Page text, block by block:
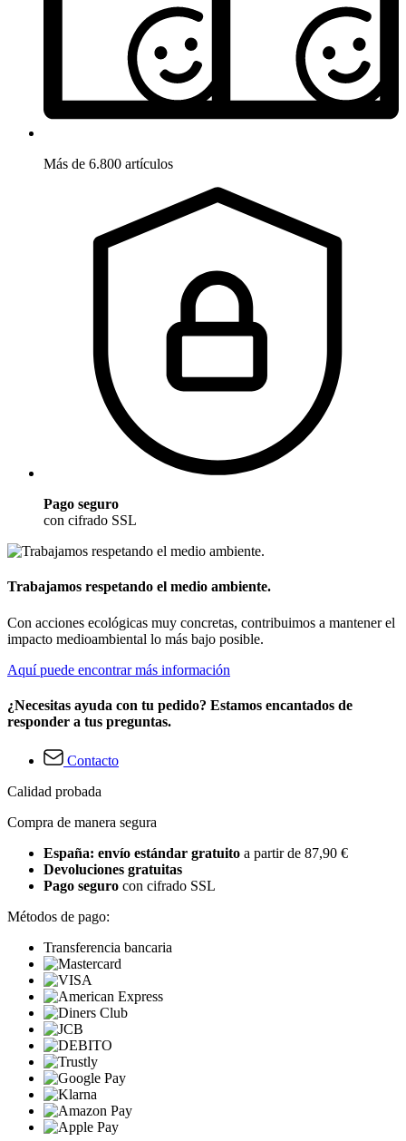
Más de 6.800 artículos
Pago seguro
con cifrado SSL
Trabajamos respetando el medio ambiente.
Con acciones ecológicas muy concretas, contribuimos a mantener el
impacto medioambiental lo más bajo posible.
Aquí puede encontrar más información
¿Necesitas ayuda con tu pedido? Estamos encantados de
responder a tus preguntas.
Contacto
Calidad probada
Compra de manera segura
España: envío estándar gratuito a partir de 87,90 €
Devoluciones gratuitas
Pago seguro con cifrado SSL
Métodos de pago:
Transferencia bancaria